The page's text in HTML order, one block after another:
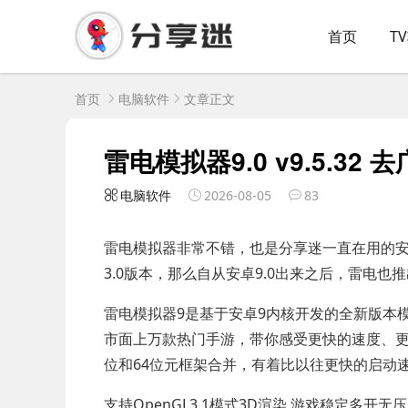
首页
首页 电脑软件 文章正文
雷电模拟器9.0 v9.5.32 去
电脑软件 2026-08-05 83
雷电模拟器非常不错，也是分享迷一直在用的
3.0版本，那么自从安卓9.0出来之后，雷电也
雷电模拟器9是基于安卓9内核开发的全新版本
市面上万款热门手游，带你感受更快的速度、
位和64位元框架合并，有着比以往更快的启动